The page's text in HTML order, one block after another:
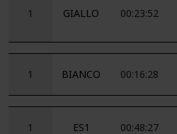
1 GIALLO 00:23:52
1 BIANCO 00:16:28
1 ES1 00:48:27